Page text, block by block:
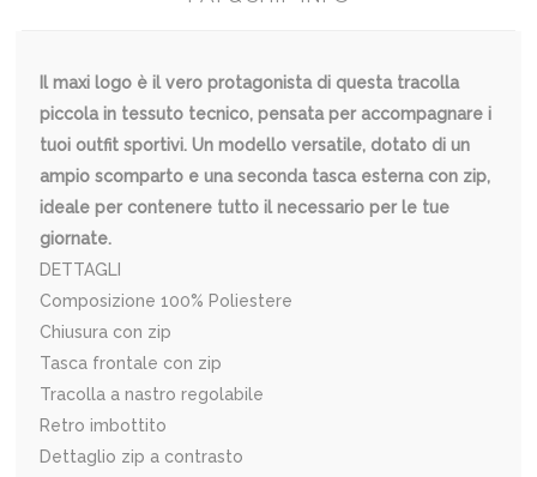
Il maxi logo è il vero protagonista di questa tracolla
piccola in tessuto tecnico, pensata per accompagnare i
tuoi outfit sportivi. Un modello versatile, dotato di un
ampio scomparto e una seconda tasca esterna con zip,
ideale per contenere tutto il necessario per le tue
giornate.
DETTAGLI
Composizione 100% Poliestere
Chiusura con zip
Tasca frontale con zip
Tracolla a nastro regolabile
Retro imbottito
Dettaglio zip a contrasto